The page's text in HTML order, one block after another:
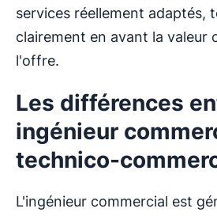
services réellement adaptés,
clairement en avant la valeur
l'offre.
Les différences
ingénieur
technico-
L'ingénieur commercial est